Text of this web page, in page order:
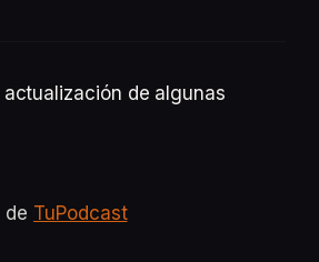
de algunas
de TuPodcast